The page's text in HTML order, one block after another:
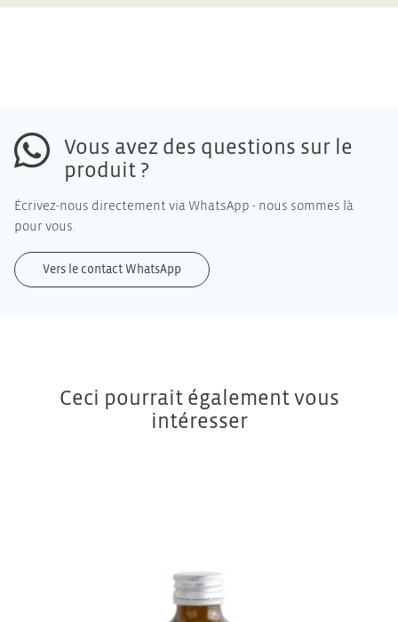
Vous avez des questions sur le
produit ?
Écrivez-nous directement via WhatsApp - nous sommes là
pour vous.
Vers le contact WhatsApp
Ceci pourrait également vous
intéresser